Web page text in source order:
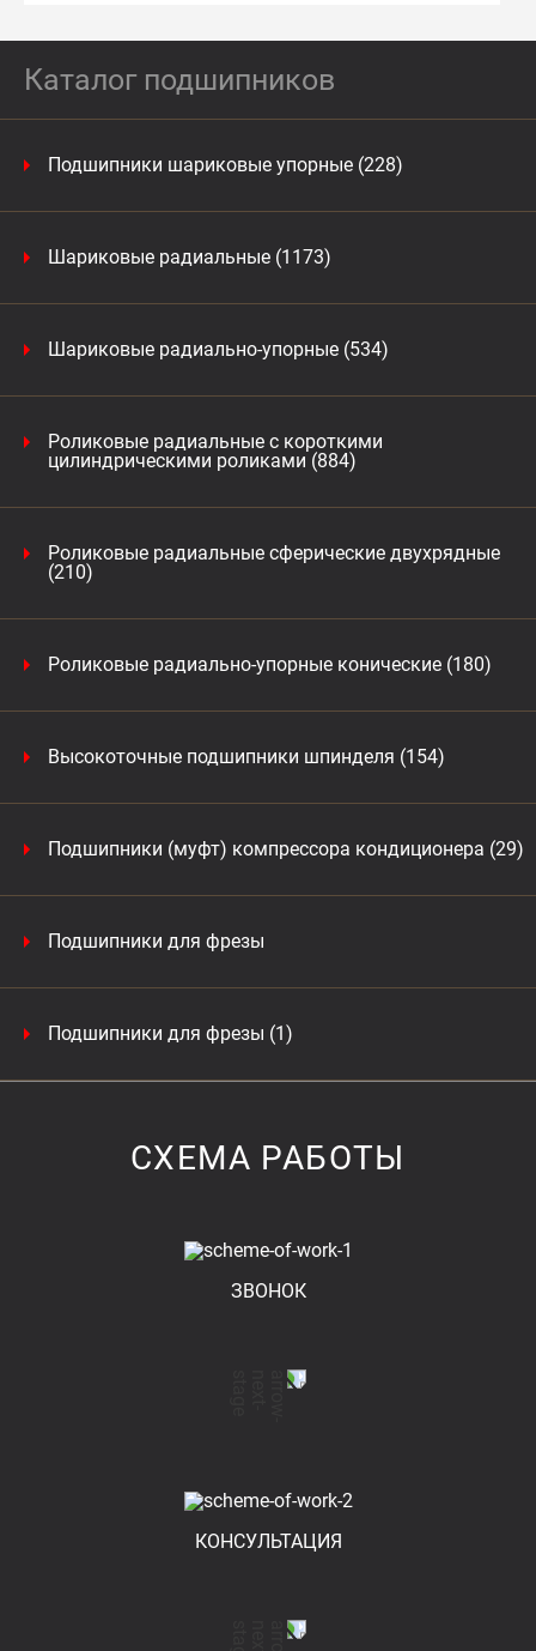
Каталог подшипников
Подшипники шариковые упорные (228)
Шариковые радиальные (1173)
Шариковые радиально-упорные (534)
Роликовые радиальные с короткими
цилиндрическими роликами (884)
Роликовые радиальные сферические двухрядные
(210)
Роликовые радиально-упорные конические (180)
Высокоточные подшипники шпинделя (154)
Подшипники (муфт) компрессора кондиционера (29)
Подшипники для фрезы
Подшипники для фрезы (1)
СХЕМА РАБОТЫ
ЗВОНОК
КОНСУЛЬТАЦИЯ